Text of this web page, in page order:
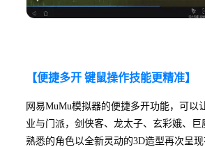
【便捷多开 键鼠操作技能更精准】
网易MuMu模拟器的便捷多开功能，可以
业与门派，剑侠客、龙太子、玄彩娥、
熟悉的角色以全新灵动的3D造型再次呈